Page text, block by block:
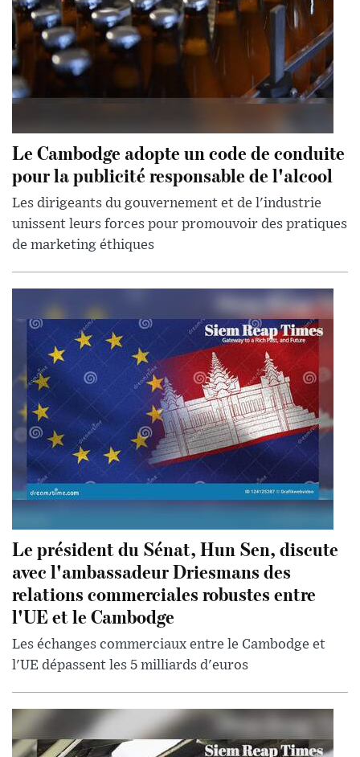
Le Cambodge adopte un code de conduite
pour la publicité responsable de l'alcool
Les dirigeants du gouvernement et de l'industrie
unissent leurs forces pour promouvoir des pratiques
de marketing éthiques
Le président du Sénat, Hun Sen, discute
avec l'ambassadeur Driesmans des
relations commerciales robustes entre
l'UE et le Cambodge
Les échanges commerciaux entre le Cambodge et
l'UE dépassent les 5 milliards d'euros